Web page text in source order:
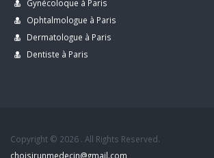
Gynécoloque à Paris
Ophtalmologue à Paris
Dermatologue à Paris
Dentiste à Paris
Copyright © 2026 . All Rights Reserved.
choisirunmedecin@gmail.com